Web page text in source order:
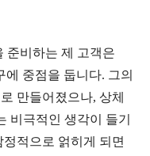
준비하는 제 고객은
중점을 둡니다. 그의
만들어졌으나, 상체
비극적인 생각이 들기
적으로 얽히게 되면